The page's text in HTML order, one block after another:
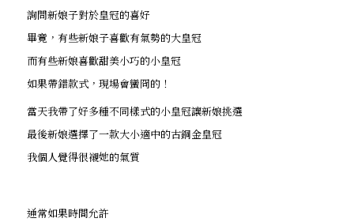
詢問新娘子對於皇冠的喜好
畢竟，有些新娘子喜歡有氣勢的大皇冠
而有些新娘喜歡甜美小巧的小皇冠
如果帶錯款式，現場會蠻冏的！
當天我帶了好多種不同樣式的小皇冠讓新娘挑選
最後新娘選擇了一款大小適中的古銅金皇冠
我個人覺得很襯她的氣質
通常如果時間允許